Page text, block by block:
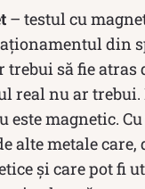
– testul cu
din
trebui să fie atras
real nu ar trebui.
magnetic. Cu
alte metale care,
și care pot fi